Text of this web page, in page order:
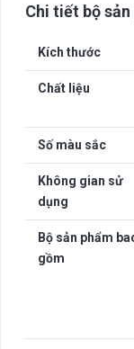
Chi tiết bộ sản
Kích thước
Chất liệu
Số màu sắc
Không gian sử
dụng
Bộ sản phẩm
gồm